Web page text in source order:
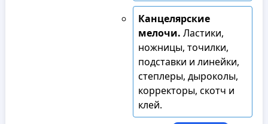
Канцелярские
мелочи. Ластики,
ножницы, точилки,
подставки и линейки,
степлеры, дыроколы,
корректоры, скотч и
клей.